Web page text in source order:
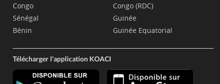
Congo
Sénégal
Bénin
Congo (RDC)
Guinée
Guinée Equatorial
Télécharger l'application KOACI